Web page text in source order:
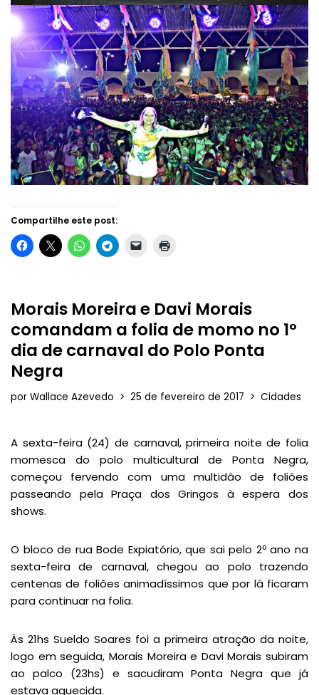
Compartilhe este post:
Morais Moreira e Davi Morais
comandam a folia de momo no 1º
dia de carnaval do Polo Ponta
Negra
por Wallace Azevedo 25 de fevereiro de 2017 Cidades
A sexta-feira (24) de carnaval, primeira noite de folia
momesca do polo multicultural de Ponta Negra,
começou fervendo com uma multidão de foliões
passeando pela Praça dos Gringos à espera dos
shows.
O bloco de rua Bode Expiatório, que sai pelo 2º ano na
sexta-feira de carnaval, chegou ao polo trazendo
centenas de foliões animadíssimos que por lá ficaram
para continuar na folia.
Às 21hs Sueldo Soares foi a primeira atração da noite,
logo em seguida, Morais Moreira e Davi Morais subiram
ao palco (23hs) e sacudiram Ponta Negra que já
estava aquecida.